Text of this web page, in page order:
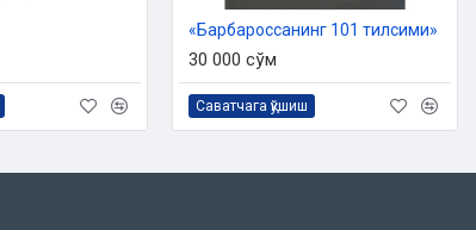
«Барбароссанинг 101 тилсими»
30 000 сўм
Саватчага қўшиш